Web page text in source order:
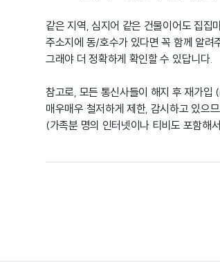
같은 지역, 심지어 같은 건물이어도 집집
주소지에 동/호수가 있다면 꼭 함께 알
그래야 더 정확하게 확인할 수 있답니다.
참고로, 모든 통신사들이 해지 후 재가입
매우매우 철저하게 제한, 감시하고 있으
(가족분 명의 인터넷이나 티비도 포함해